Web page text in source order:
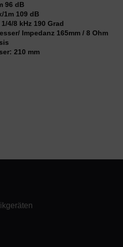
96 dB
1m 109 dB
1/4/8 kHz 190 Grad
Impedanz 165mm / 8 Ohm
210 mm